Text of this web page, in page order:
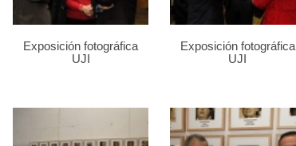
Exposición fotográfica
UJI
Exposición fotográfica
UJI